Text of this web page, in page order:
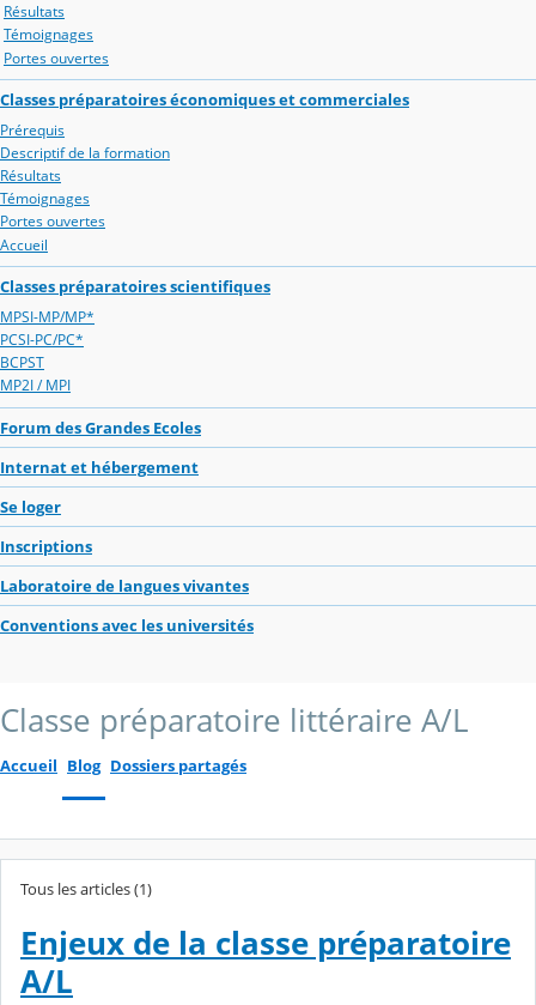
Résultats
Témoignages
Portes ouvertes
Classes préparatoires économiques et commerciales
Prérequis
Descriptif de la formation
Résultats
Témoignages
Portes ouvertes
Accueil
Classes préparatoires scientifiques
MPSI-MP/MP*
PCSI-PC/PC*
BCPST
MP2I / MPI
Forum des Grandes Ecoles
Internat et hébergement
Se loger
Inscriptions
Laboratoire de langues vivantes
Conventions avec les universités
Classe préparatoire littéraire A/L
Accueil Blog Dossiers partagés
Tous les articles (1)
Enjeux de la classe préparatoire
A/L